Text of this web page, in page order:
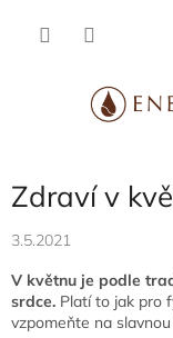
Zdraví v
3.5.2021
V květnu je podle
srdce. Platí to jak pro
vzpomeňte na